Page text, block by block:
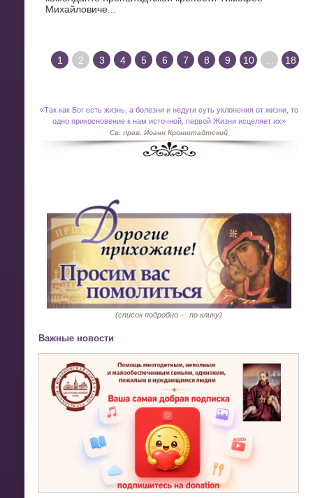
Михайловиче...
1 2 3 4 5 6 7 8 9 10 18
«Так как Бог есть жизнь, а болезни и недуги суть уклонения от жизни, то
одно прикосновение к нам источной, первой Жизни исцеляет их»
Св. прав. Иоанн Кронштадтский
(список подробно – по клику)
Важные новости